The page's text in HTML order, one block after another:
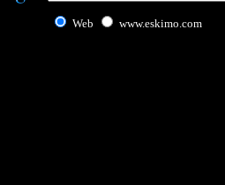
Web www.eskimo.com